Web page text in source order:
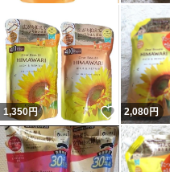
1,350円 いいね！
2,080円